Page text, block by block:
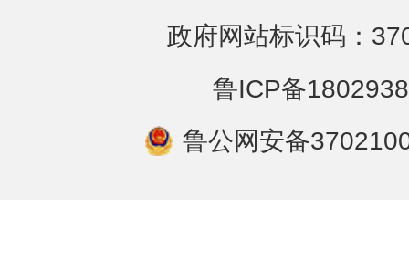
政府网站标识码：
鲁ICP备
鲁公网安备